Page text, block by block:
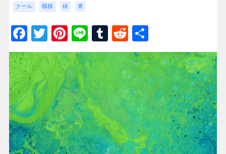
クール 模様 緑 青
Facebook
Twitter
Pinterest
LineTumblr
Reddit
有